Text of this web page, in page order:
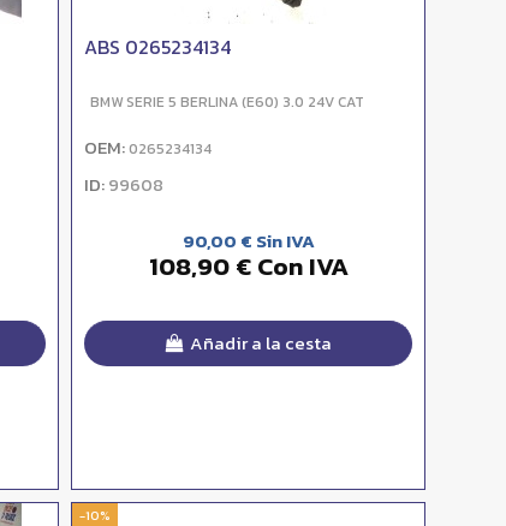
ABS 0265234134
BMW SERIE 5 BERLINA (E60) 3.0 24V CAT
OEM:0265234134
ID:99608
90,00 € Sin IVA
108,90 € Con IVA
Añadir a la cesta
-10%